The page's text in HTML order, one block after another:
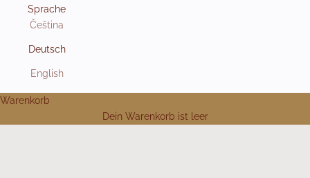
Sprache
Čeština
Deutsch
English
Warenkorb
Dein Warenkorb ist leer